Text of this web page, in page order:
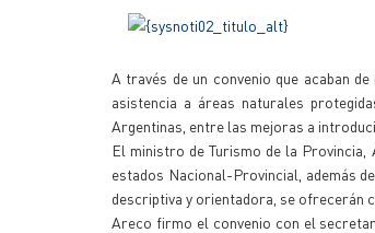
A través de un convenio que acaban
asistencia a áreas naturales
Argentinas, entre las mejoras a
El ministro de Turismo de la
estados Nacional-Provincial, además
descriptiva y orientadora, se ofrecerán
Areco firmo el convenio con el